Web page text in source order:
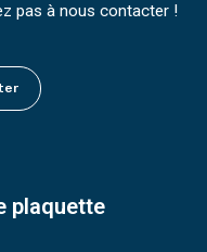
pas à nous contacter !
plaquette